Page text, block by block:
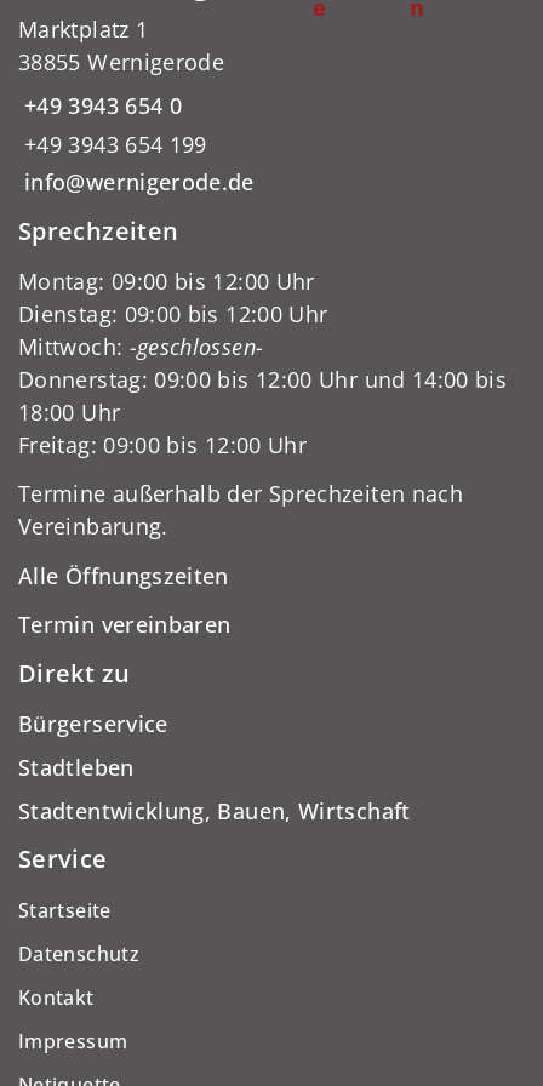
e
n
Marktplatz 1
38855 Wernigerode
+49 3943 654 0
+49 3943 654 199
info@wernigerode.de
Sprechzeiten
Montag: 09:00 bis 12:00 Uhr
Dienstag: 09:00 bis 12:00 Uhr
Mittwoch: -geschlossen-
Donnerstag: 09:00 bis 12:00 Uhr und 14:00 bis
18:00 Uhr
Freitag: 09:00 bis 12:00 Uhr
Termine außerhalb der Sprechzeiten nach
Vereinbarung.
Alle Öffnungszeiten
Termin vereinbaren
Direkt zu
Bürgerservice
Stadtleben
Stadtentwicklung, Bauen, Wirtschaft
Service
Startseite
Datenschutz
Kontakt
Impressum